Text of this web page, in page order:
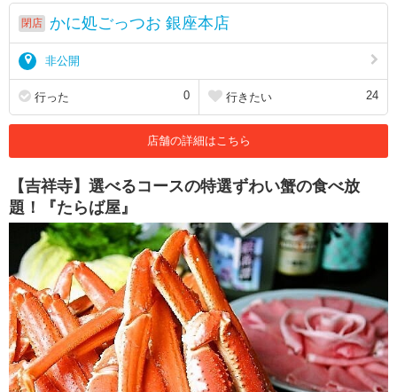
閉店 かに処ごっつお 銀座本店
非公開
行った 0 行きたい 24
店舗の詳細はこちら
【吉祥寺】選べるコースの特選ずわい蟹の食べ放
題！『たらば屋』